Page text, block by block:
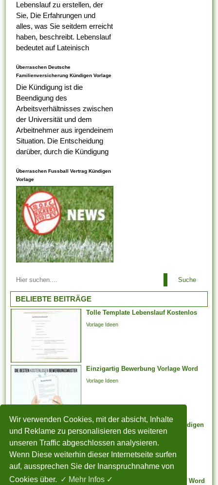
Wir verwenden Cookies, mit der absicht, Inhalte
und Reklame zu personalisieren des weiteren
unseren Traffic abgeschlossen analysieren.
Wenn Diese weiterhin dieser Internetseite surfen
auf, aussprechen Sie der Inanspruchnahme von
Cookies über. ✓ Mehr Infos ✓
Lebenslauf zu erstellen, der
Sie, Die Erfahrungen und
alles, was Sie seitdem erreicht
haben, beschreibt. Lebenslauf
bedeutet auf Lateinisch
Tabelle darauf ist,...
Überraschen Deutsche
Familienversicherung Kündigen Vorlage
Die Kündigung ist die
Beendigung des
Arbeitsverhältnisses zwischen
der Universität und dem
Arbeitnehmer aus irgendeinem
Situation. Die Entscheidung
darüber, durch die Kündigung
ungerecht ist , alternativ nicht,
liegt bei dem
Arbeitsaufsichtsbeamten oder
vom Ermessen des...
Überraschen Fussball Vertrag Kündigen
Vorlage
untersagt, irgendeinen
Arbeitnehmer zu entlassen,
der aufgrund der Teilnahme an
Arbeitstreffen und der Layout
von Arbeitsforderungen
darüber hinaus -
verhandlungen, deren
Jahresabschluss noch
aussteht, bei weitem nicht
weiter arbeiten
möglicherweise. Er kann...
Suche
BELIEBTE BEITRÄGE
Tolle Template Lebenslauf Kostenlos
Vorlage Ideen
Einzigartig Bewerbung Vorlage Word
Vorlage Ideen
Auffällig Zusatzversicherung Kündigen
Vorlage
Vorlage Ideen
Ungewöhnlich Layout Lebenslauf Word